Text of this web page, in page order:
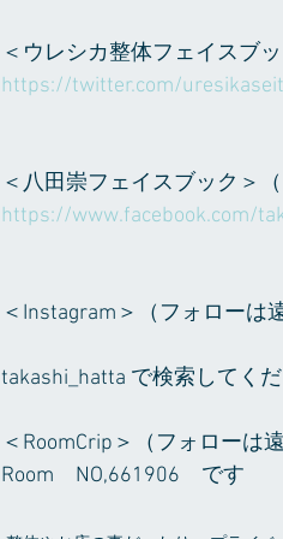
＜ウレシカ整体フェイスブ
https://twitter.com/
＜八田崇フェイスブック＞
https://www.facebook.com/
＜Instagram＞（フォローは
takashi_hatta で検索してく
＜RoomCrip＞（フォローは
Room　NO,661906　です